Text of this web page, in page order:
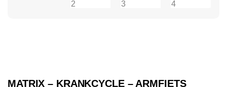
MATRIX – KRANKCYCLE – ARMFIETS